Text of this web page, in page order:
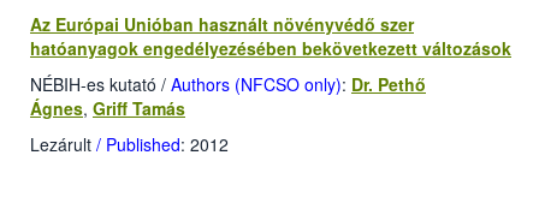
Az Európai Unióban használt növényvédő szer
hatóanyagok engedélyezésében bekövetkezett változások
NÉBIH-es kutató / Authors (NFCSO only): Dr. Pethő
Ágnes, Griff Tamás
Lezárult / Published: 2012